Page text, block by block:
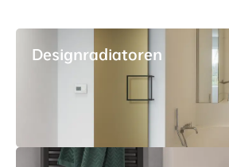
Designradiatoren